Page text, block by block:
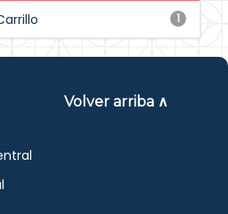
1
Volver arriba ∧